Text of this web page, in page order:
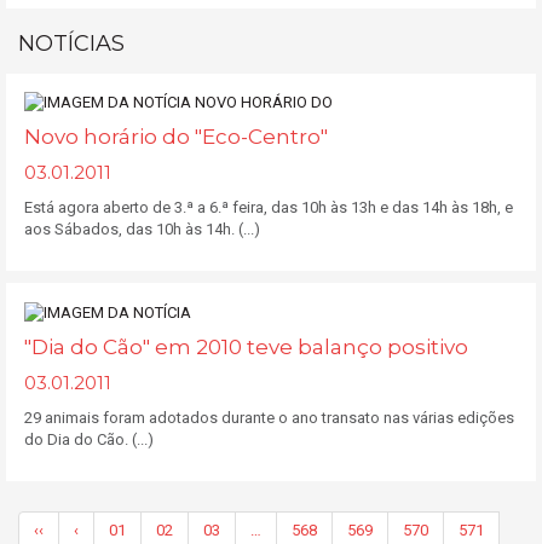
NOTÍCIAS
Novo horário do "Eco-Centro"
03.01.2011
Está agora aberto de 3.ª a 6.ª feira, das 10h às 13h e das 14h às 18h, e
aos Sábados, das 10h às 14h. (...)
"Dia do Cão" em 2010 teve balanço positivo
03.01.2011
29 animais foram adotados durante o ano transato nas várias edições
do Dia do Cão. (...)
‹‹ ‹ 01 02 03 568 569 570 571